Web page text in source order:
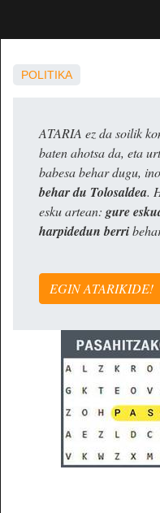
POLITIKA
ATARIA ez da soilik
baten ahotsa da, eta
babesa behar dugu,
behar du Tolosaldea.
esku artean: gure
harpidedun berri
EGIN ATARIKIDE!